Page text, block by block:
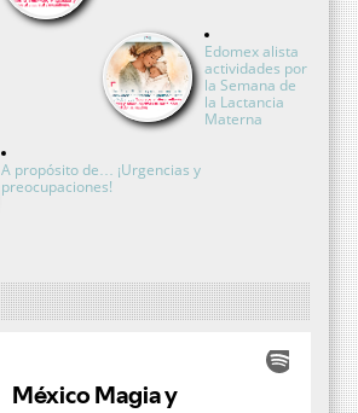
Edomex alista
actividades por
la Semana de
la Lactancia
Materna
A propósito de… ¡Urgencias y
preocupaciones!